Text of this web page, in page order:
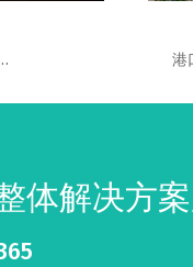
港
体解决方